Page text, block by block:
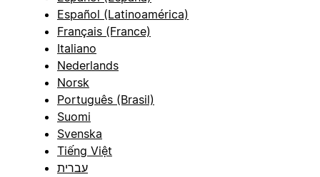
Español (Latinoamérica)
Français (France)
Italiano
Nederlands
Norsk
Português (Brasil)
Suomi
Svenska
Tiếng Việt
עברית